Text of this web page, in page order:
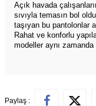
Açık havada
sıvıyla temasın bol
taşıyan bu pantolonlar
Rahat ve konforlu
modeller aynı
Paylaş :